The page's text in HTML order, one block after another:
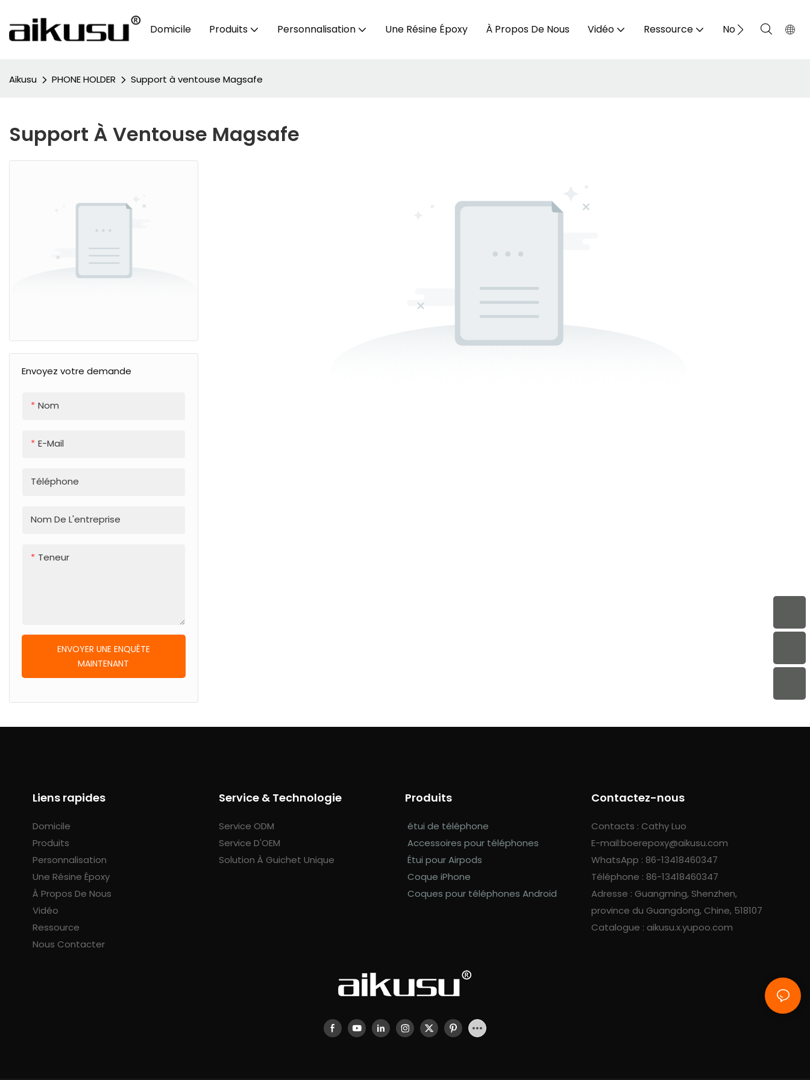
Domicile Produits Personnalisation Une Résine Époxy À Propos De Nous Vidéo Ressource Nous Contacter
Aikusu PHONE HOLDER Support à ventouse Magsafe
Support À Ventouse Magsafe
Envoyez votre demande
Nom
E-Mail
Téléphone
Nom De L'entreprise
Teneur
ENVOYER UNE ENQUÊTE
MAINTENANT
Liens rapides
Domicile
Produits
Personnalisation
Une Résine Époxy
À Propos De Nous
Vidéo
Ressource
Nous Contacter
Service & Technologie
Service ODM
Service D'OEM
Solution À Guichet Unique
Produits
étui de téléphone
Accessoires pour téléphones
Étui pour Airpods
Coque iPhone
Coques pour téléphones Android
Contactez-nous
Contacts : Cathy Luo
E-mail:boerepoxy@aikusu.com
WhatsApp : 86-13418460347
Téléphone : 86-13418460347
Adresse : Guangming, Shenzhen,
province du Guangdong, Chine, 518107
Catalogue : aikusu.x.yupoo.com